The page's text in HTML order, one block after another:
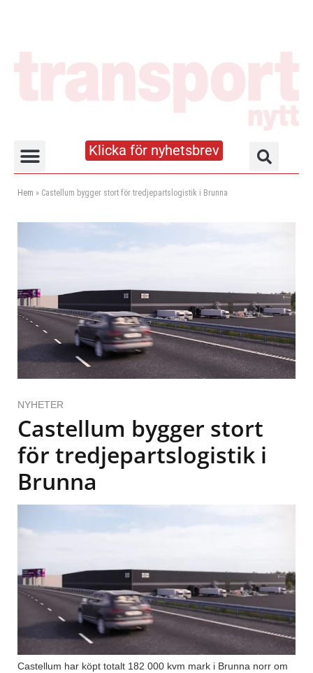
Klicka för nyhetsbrev
Hem » Castellum bygger stort för tredjepartslogistik i Brunna
NYHETER
Castellum bygger stort
för tredjepartslogistik i
Brunna
Castellum har köpt totalt 182 000 kvm mark i Brunna norr om